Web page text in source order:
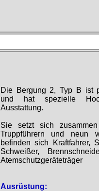
Die Bergung 2, Typ B ist
und hat spezielle
Ausstattung.
Sie setzt sich
Truppführern und neun
befinden sich Kraftfahrer,
Schweißer,
Atemschutzgeräteträger
Ausrüstung: